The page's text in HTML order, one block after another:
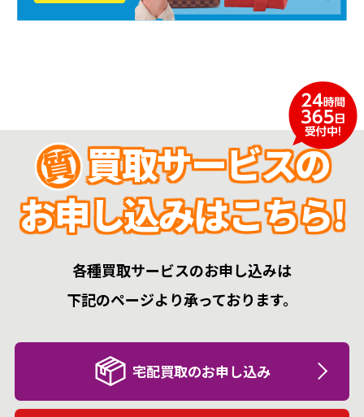
買取サービスの
お申し込みはこちら!
各種買取サービスのお申し込みは
下記のページより承っております。
宅配買取のお申し込み